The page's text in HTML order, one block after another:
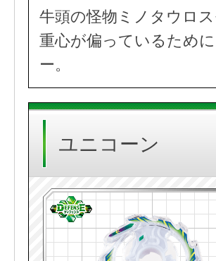
牛頭の怪物ミノタウロ
重心が偏っているため
ー。
ユニコーン